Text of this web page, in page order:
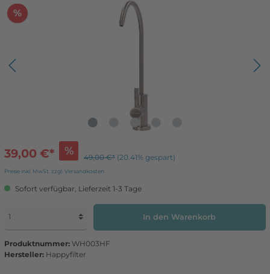
%
39,00 €* % 49,00 €* (20.41% gespart)
Preise inkl. MwSt. zzgl. Versandkosten
Sofort verfügbar, Lieferzeit 1-3 Tage
In den Warenkorb
Produktnummer: WH003HF
Hersteller: Happyfilter